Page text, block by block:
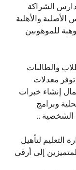
الشراكة
والأهلية
للموهوبين
والطالبات
معدلات
إنشاء خبرات
وبرامج
الشخصية ..
التعليم لتأهيل
إلى أرقى